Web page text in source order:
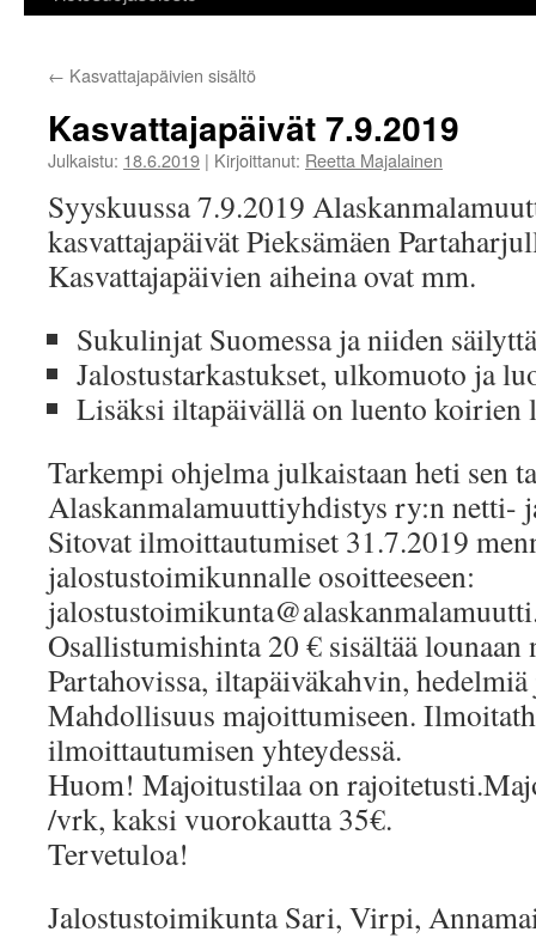
← Kasvattajapäivien sisältö
Kasvattajapäivät 7.9.2019
Julkaistu: 18.6.2019 | Kirjoittanut: Reetta Majalainen
Syyskuussa 7.9.2019
kasvattajapäivät Pieksämäen
Kasvattajapäivien aiheina ovat mm.
Sukulinjat Suomessa ja niiden
Jalostustarkastukset, ulkomuoto ja
Lisäksi iltapäivällä on luento koirien
Tarkempi ohjelma julkaistaan heti sen
Alaskanmalamuuttiyhdistys ry:n netti-
Sitovat ilmoittautumiset 31.7.2019
jalostustoimikunnalle osoitteeseen:
Osallistumishinta 20 € sisältää lounaan
Partahovissa, iltapäiväkahvin,
Mahdollisuus majoittumiseen.
ilmoittautumisen yhteydessä.
Huom! Majoitustilaa on
/vrk, kaksi vuorokautta 35€.
Tervetuloa!
Jalostustoimikunta Sari, Virpi,